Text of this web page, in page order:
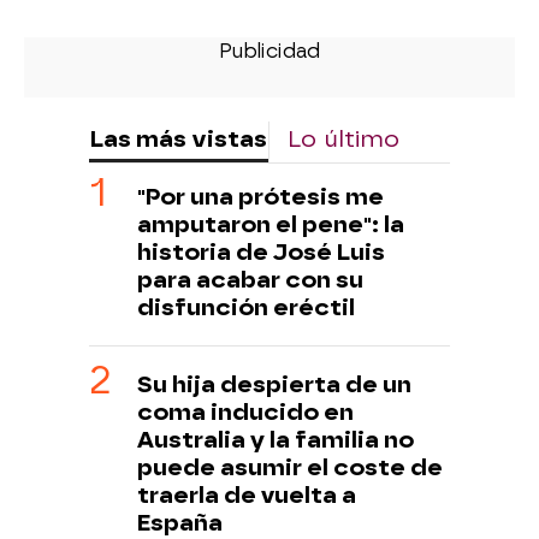
Las más vistas Lo último
"Por una prótesis me
amputaron el pene": la
historia de José Luis
para acabar con su
disfunción eréctil
Su hija despierta de un
coma inducido en
Australia y la familia no
puede asumir el coste de
traerla de vuelta a
España